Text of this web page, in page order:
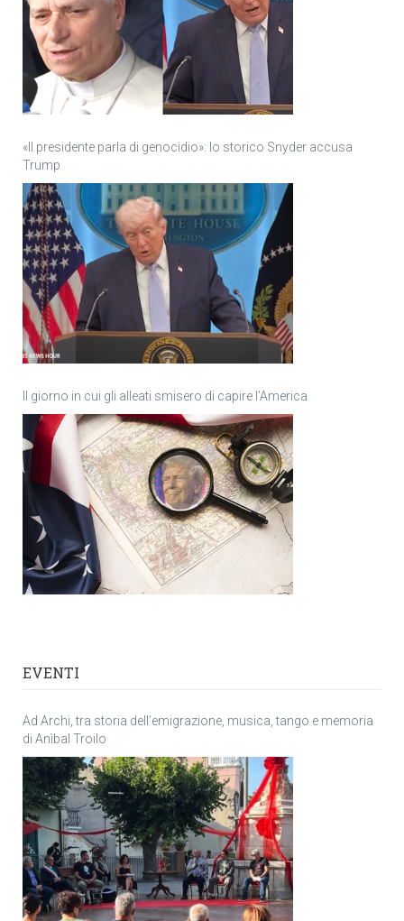
«Il presidente parla di genocidio»: lo storico Snyder accusa
Trump
Il giorno in cui gli alleati smisero di capire l’America
EVENTI
Ad Archi, tra storia dell’emigrazione, musica, tango e memoria
di Anìbal Troilo